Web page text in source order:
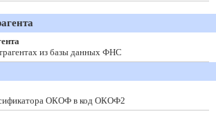
из базы данных ФНС
ОКОФ в код ОКОФ2